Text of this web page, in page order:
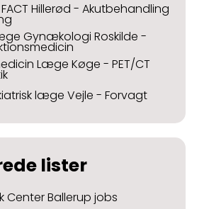
Hillerød - Akutbehandling
Gynækologi Roskilde -
Læge Køge - PET/CT
læge Vejle - Forvagt
lister
Center Ballerup jobs